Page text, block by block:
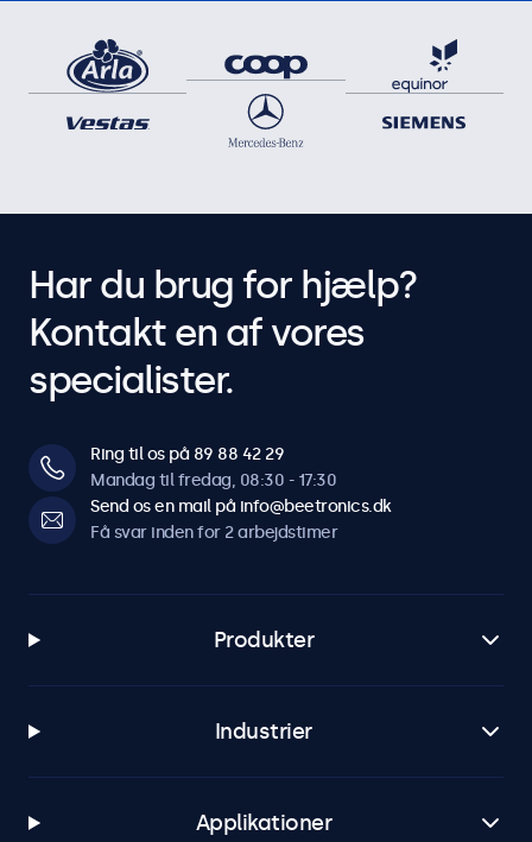
Har du brug for hjælp?
Kontakt en af vores
specialister.
Ring til os på 89 88 42 29
Mandag til fredag, 08:30 - 17:30
Send os en mail på info@beetronics.dk
Få svar inden for 2 arbejdstimer
Produkter
Industrier
Applikationer